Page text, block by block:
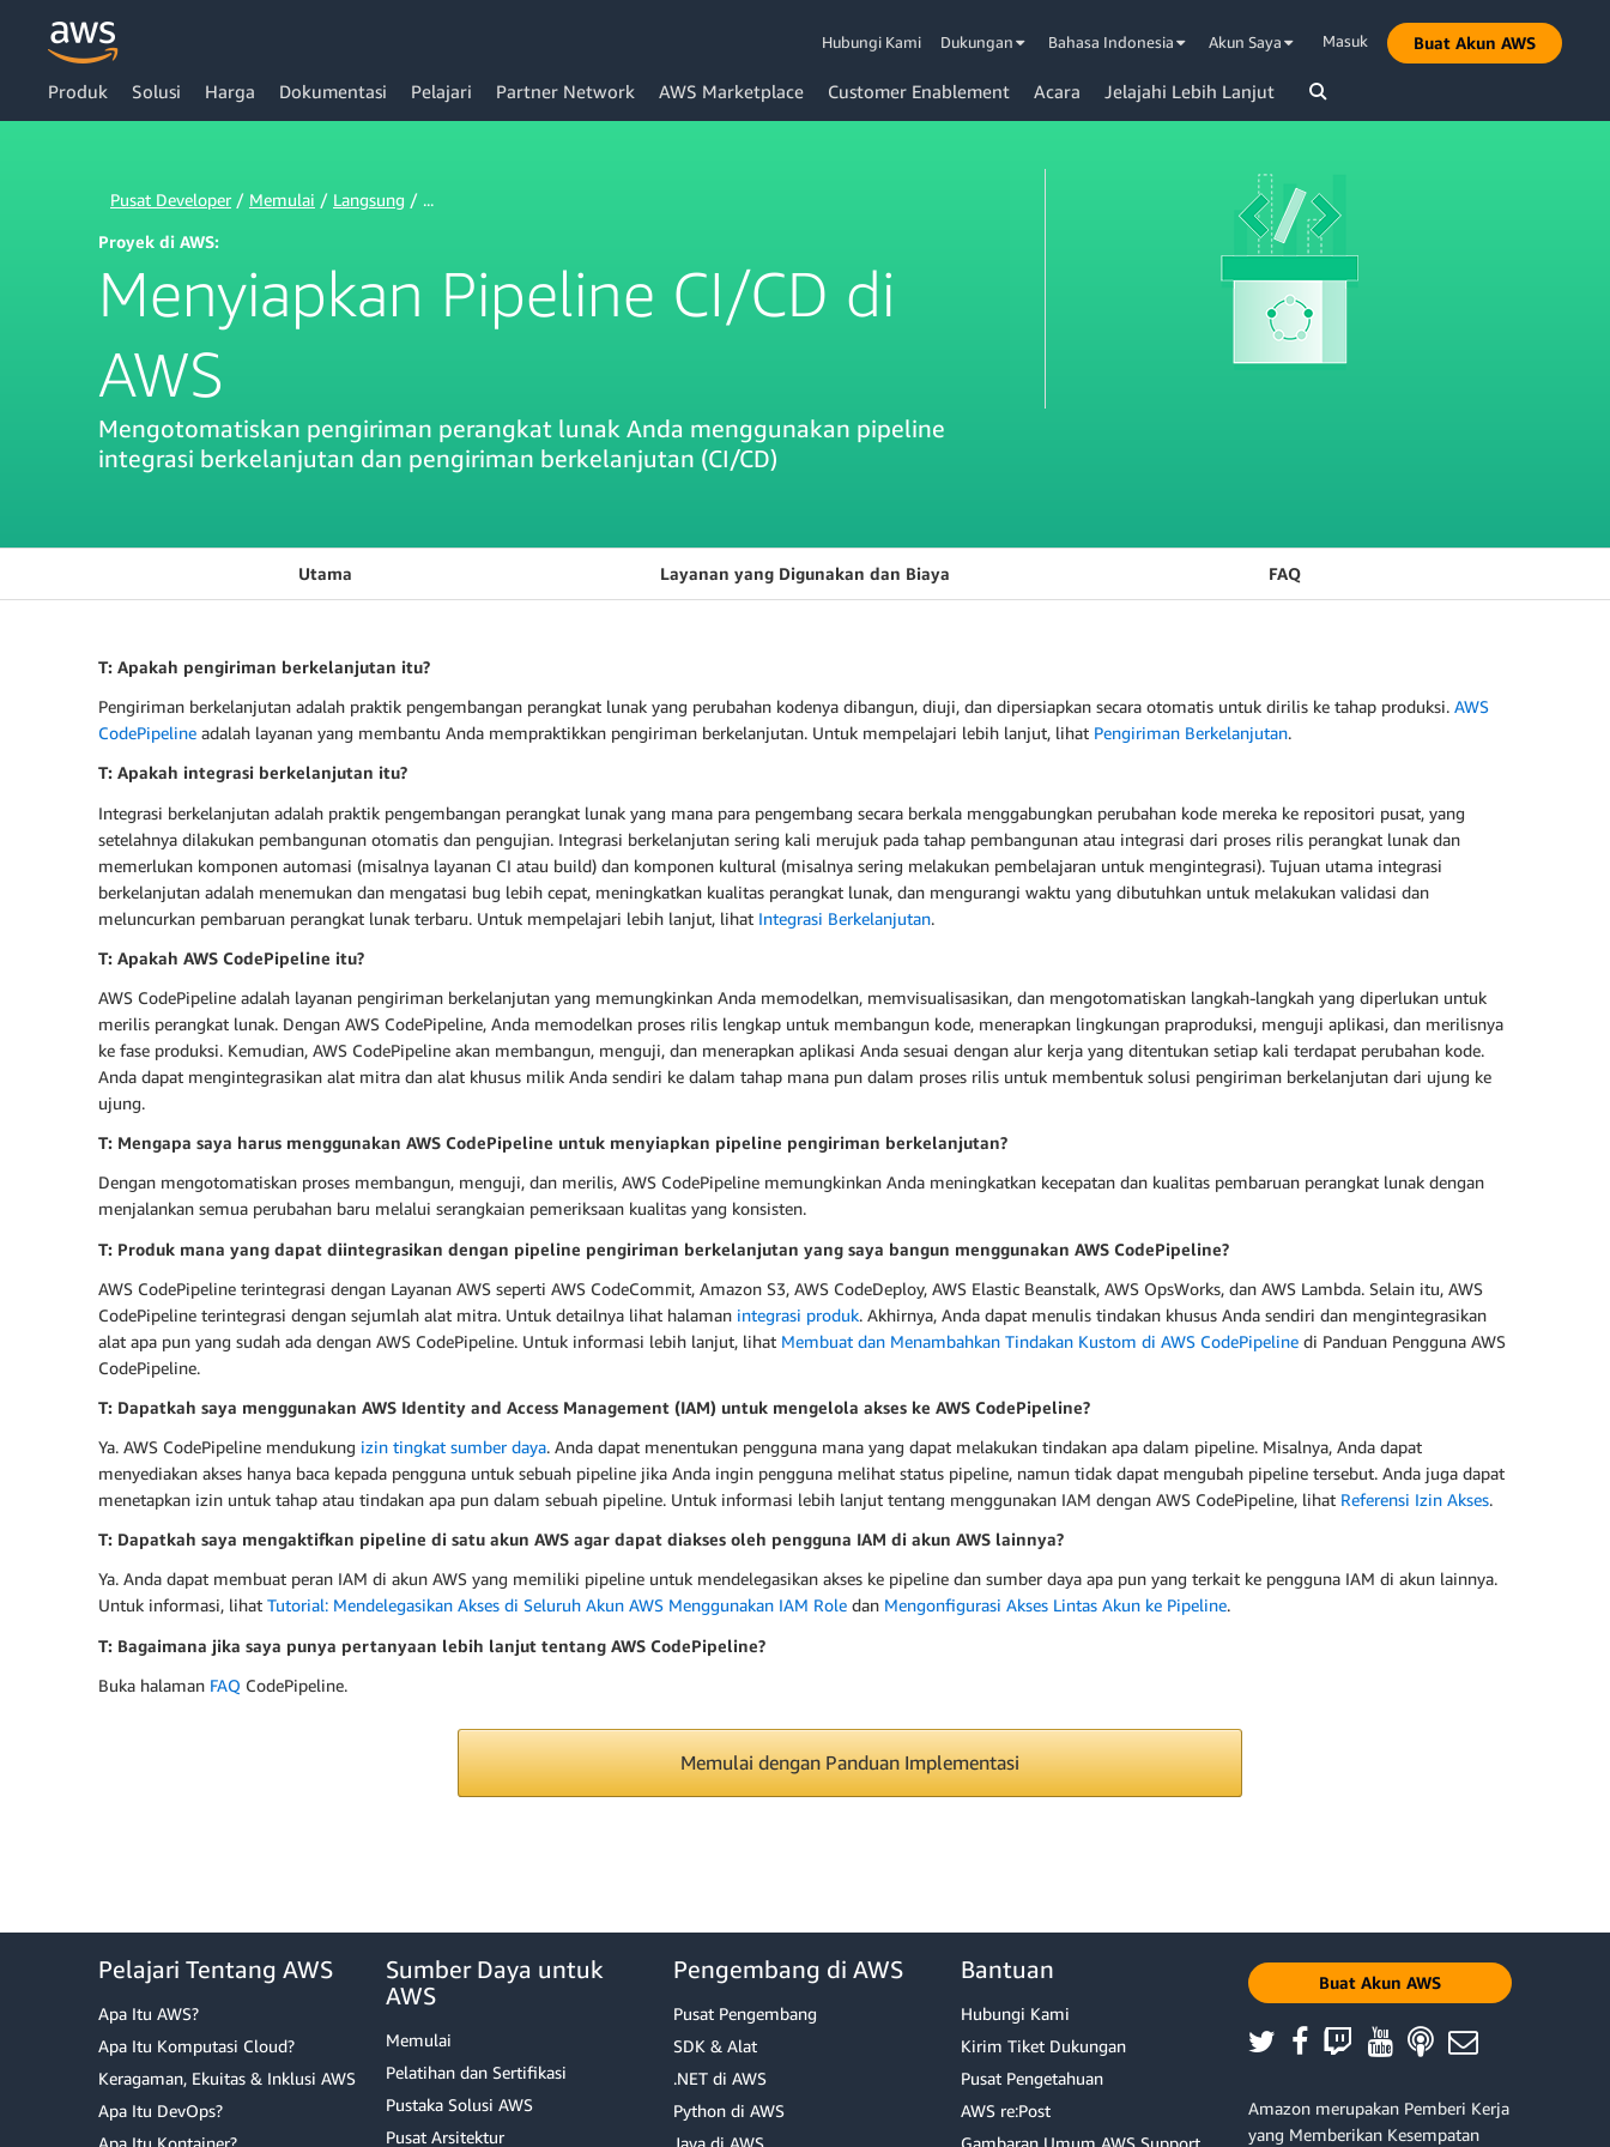
Hubungi Kami Dukungan Bahasa Indonesia Akun Saya Masuk Buat Akun AWS
Produk Solusi Harga Dokumentasi Pelajari Partner Network AWS Marketplace Customer Enablement Acara Jelajahi Lebih Lanjut
Pusat Developer / Memulai / Langsung / ...
Proyek di AWS:
Menyiapkan Pipeline CI/CD di
AWS
Mengotomatiskan pengiriman perangkat lunak Anda menggunakan pipeline
integrasi berkelanjutan dan pengiriman berkelanjutan (CI/CD)
Utama Layanan yang Digunakan dan Biaya FAQ
T: Apakah pengiriman berkelanjutan itu?
Pengiriman berkelanjutan adalah praktik pengembangan perangkat lunak yang perubahan kodenya dibangun, diuji, dan dipersiapkan secara otomatis untuk dirilis ke tahap produksi. AWS
CodePipeline adalah layanan yang membantu Anda mempraktikkan pengiriman berkelanjutan. Untuk mempelajari lebih lanjut, lihat Pengiriman Berkelanjutan.
T: Apakah integrasi berkelanjutan itu?
Integrasi berkelanjutan adalah praktik pengembangan perangkat lunak yang mana para pengembang secara berkala menggabungkan perubahan kode mereka ke repositori pusat, yang
setelahnya dilakukan pembangunan otomatis dan pengujian. Integrasi berkelanjutan sering kali merujuk pada tahap pembangunan atau integrasi dari proses rilis perangkat lunak dan
memerlukan komponen automasi (misalnya layanan CI atau build) dan komponen kultural (misalnya sering melakukan pembelajaran untuk mengintegrasi). Tujuan utama integrasi
berkelanjutan adalah menemukan dan mengatasi bug lebih cepat, meningkatkan kualitas perangkat lunak, dan mengurangi waktu yang dibutuhkan untuk melakukan validasi dan
meluncurkan pembaruan perangkat lunak terbaru. Untuk mempelajari lebih lanjut, lihat Integrasi Berkelanjutan.
T: Apakah AWS CodePipeline itu?
AWS CodePipeline adalah layanan pengiriman berkelanjutan yang memungkinkan Anda memodelkan, memvisualisasikan, dan mengotomatiskan langkah-langkah yang diperlukan untuk
merilis perangkat lunak. Dengan AWS CodePipeline, Anda memodelkan proses rilis lengkap untuk membangun kode, menerapkan lingkungan praproduksi, menguji aplikasi, dan merilisnya
ke fase produksi. Kemudian, AWS CodePipeline akan membangun, menguji, dan menerapkan aplikasi Anda sesuai dengan alur kerja yang ditentukan setiap kali terdapat perubahan kode.
Anda dapat mengintegrasikan alat mitra dan alat khusus milik Anda sendiri ke dalam tahap mana pun dalam proses rilis untuk membentuk solusi pengiriman berkelanjutan dari ujung ke
ujung.
T: Mengapa saya harus menggunakan AWS CodePipeline untuk menyiapkan pipeline pengiriman berkelanjutan?
Dengan mengotomatiskan proses membangun, menguji, dan merilis, AWS CodePipeline memungkinkan Anda meningkatkan kecepatan dan kualitas pembaruan perangkat lunak dengan
menjalankan semua perubahan baru melalui serangkaian pemeriksaan kualitas yang konsisten.
T: Produk mana yang dapat diintegrasikan dengan pipeline pengiriman berkelanjutan yang saya bangun menggunakan AWS CodePipeline?
AWS CodePipeline terintegrasi dengan Layanan AWS seperti AWS CodeCommit, Amazon S3, AWS CodeDeploy, AWS Elastic Beanstalk, AWS OpsWorks, dan AWS Lambda. Selain itu, AWS
CodePipeline terintegrasi dengan sejumlah alat mitra. Untuk detailnya lihat halaman integrasi produk. Akhirnya, Anda dapat menulis tindakan khusus Anda sendiri dan mengintegrasikan
alat apa pun yang sudah ada dengan AWS CodePipeline. Untuk informasi lebih lanjut, lihat Membuat dan Menambahkan Tindakan Kustom di AWS CodePipeline di Panduan Pengguna AWS
CodePipeline.
T: Dapatkah saya menggunakan AWS Identity and Access Management (IAM) untuk mengelola akses ke AWS CodePipeline?
Ya. AWS CodePipeline mendukung izin tingkat sumber daya. Anda dapat menentukan pengguna mana yang dapat melakukan tindakan apa dalam pipeline. Misalnya, Anda dapat
menyediakan akses hanya baca kepada pengguna untuk sebuah pipeline jika Anda ingin pengguna melihat status pipeline, namun tidak dapat mengubah pipeline tersebut. Anda juga dapat
menetapkan izin untuk tahap atau tindakan apa pun dalam sebuah pipeline. Untuk informasi lebih lanjut tentang menggunakan IAM dengan AWS CodePipeline, lihat Referensi Izin Akses.
T: Dapatkah saya mengaktifkan pipeline di satu akun AWS agar dapat diakses oleh pengguna IAM di akun AWS lainnya?
Ya. Anda dapat membuat peran IAM di akun AWS yang memiliki pipeline untuk mendelegasikan akses ke pipeline dan sumber daya apa pun yang terkait ke pengguna IAM di akun lainnya.
Untuk informasi, lihat Tutorial: Mendelegasikan Akses di Seluruh Akun AWS Menggunakan IAM Role dan Mengonfigurasi Akses Lintas Akun ke Pipeline.
T: Bagaimana jika saya punya pertanyaan lebih lanjut tentang AWS CodePipeline?
Buka halaman FAQ CodePipeline.
Memulai dengan Panduan Implementasi
Pelajari Tentang AWS
Apa Itu AWS?
Apa Itu Komputasi Cloud?
Keragaman, Ekuitas & Inklusi AWS
Apa Itu DevOps?
Apa Itu Kontainer?
Sumber Daya untuk
AWS
Memulai
Pelatihan dan Sertifikasi
Pustaka Solusi AWS
Pusat Arsitektur
Pengembang di AWS
Pusat Pengembang
SDK & Alat
.NET di AWS
Python di AWS
Java di AWS
Bantuan
Hubungi Kami
Kirim Tiket Dukungan
Pusat Pengetahuan
AWS re:Post
Gambaran Umum AWS Support
Buat Akun AWS
Amazon merupakan Pemberi Kerja
yang Memberikan Kesempatan